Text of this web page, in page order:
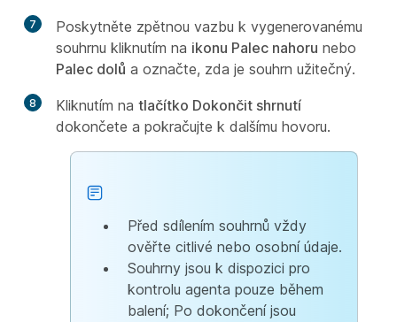
7
Poskytněte zpětnou vazbu k vygenerovanému
souhrnu kliknutím na ikonu Palec nahoru nebo
Palec dolů a označte, zda je souhrn užitečný.
8 Kliknutím na tlačítko Dokončit shrnutí
dokončete a pokračujte k dalšímu hovoru.
Před sdílením souhrnů vždy
ověřte citlivé nebo osobní údaje.
Souhrny jsou k dispozici pro
kontrolu agenta pouze během
balení; Po dokončení jsou